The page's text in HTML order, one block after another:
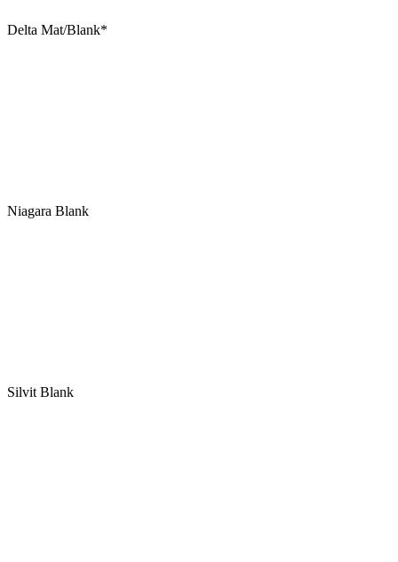
Delta Mat/Blank*
Niagara Blank
Silvit Blank